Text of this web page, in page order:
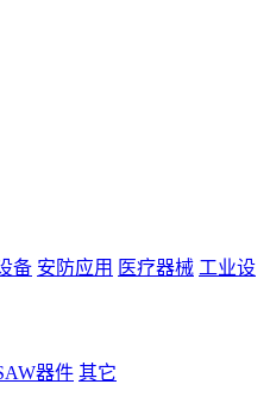
备 安防应用 医疗器械 工业设
器件 其它